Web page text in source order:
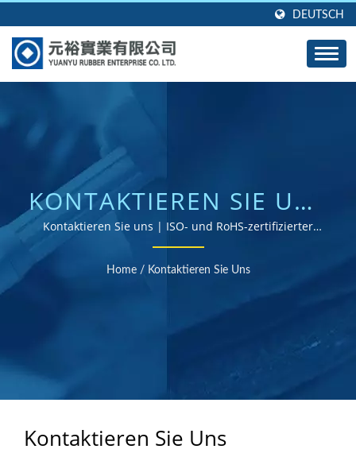
DEUTSCH
KONTAKTIEREN SIE UNS
| MASSGESCHNEIDERTE G
UMMIDICHTUNGEN, -S
IEGEL UND -D
ICHTUNGEN - E
LEISTUNG
Kontaktieren Sie uns | ISO- und RoHS-zertifizierter
Gummiteile-Lieferant
Home / Kontaktieren Sie Uns
Kontaktieren Sie Uns